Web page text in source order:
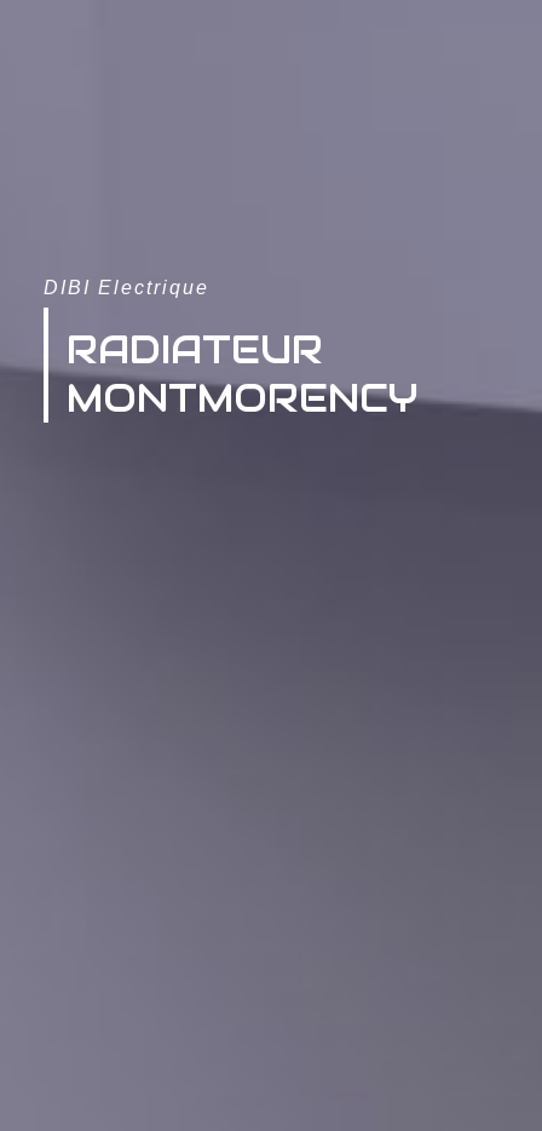
DIBI Electrique
RADIATEUR
MONTMORENCY